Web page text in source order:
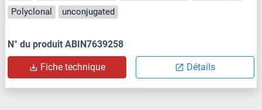
Polyclonal
unconjugated
N° du produit ABIN7639258
Fiche technique Détails